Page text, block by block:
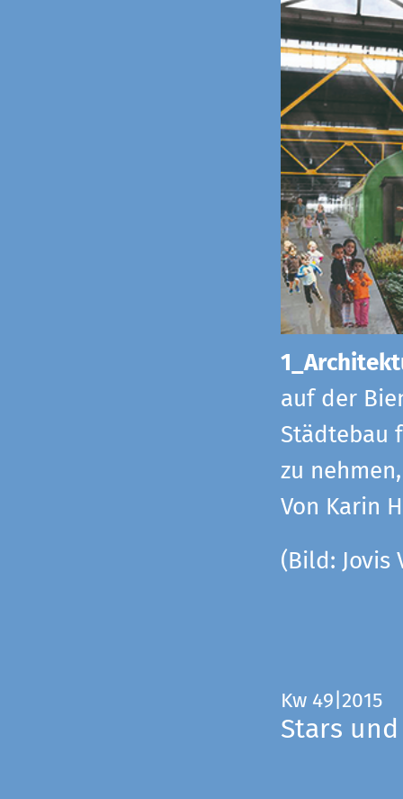
auf der
Städtebau
zu
Von Karin
(Bild: Jovis
Kw 49|2015
Stars